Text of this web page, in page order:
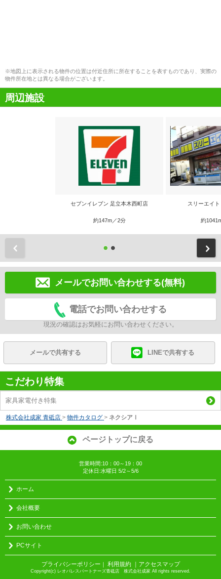
※地図上に表示される物件の位置は付近住所に所在することを表すものであり、実際の
物件所在地とは異なる場合がございます。
周辺施設
セブンイレブン 足立本木西町店
約147m／2分
スリーエイ
約
メールでお問い合わせする(無料)
電話でお問い合わせする
現況の確認はお気軽にお問い合わせください。
メールで共有する LINEで共有する
こだわり特集
家具家電付き特集
株式会社成家 青砥店 > 物件カタログ > ネクシアⅠ
ページトップに戻る
営業時間:10：00～19：00
定休日:水曜日 5/2～5/6
ホーム
会社概要
お問い合わせ
PCサイト
プライバシーポリシー 利用規約 ｜アクセスマップ
Copyright(c) レオパレスパートナーズ青砥店 株式会社成家 All rights reserved.